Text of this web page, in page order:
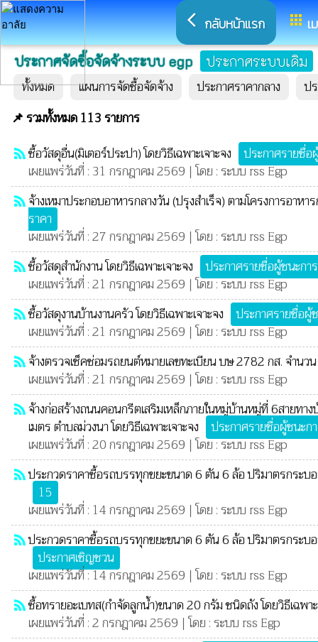
arrow_back_ios กลับหน้าแรก appsเ
ประกาศจัดซื้อจัดจ้างระบบ egp ประกาศระบบเดิม
ทั้งหมด แผนการจัดซื้อจัดจ้าง ประกาศราคากลาง
ป
📌 รวมทั้งหมด 113 รายการ
rss_feedซื้อวัสดุอื่น(มิเตอร์ประปา) โดยวิธีเฉพาะเจาะจง
ประกาศรายชื่อ
เผยแพร่วันที่ : 31 กรกฎาคม 2569 | โดย : ระบบ rss Egp
rss_feedจ้างเหมาประกอบอาหารกลางวัน (ปรุงสำเร็จ) ตามโครงการอา
ราคา
เผยแพร่วันที่ : 27 กรกฎาคม 2569 | โดย : ระบบ rss Egp
rss_feedซื้อวัสดุสำนักงาน โดยวิธีเฉพาะเจาะจง
ประกาศรายชื่อผู้ชนะกา
เผยแพร่วันที่ : 21 กรกฎาคม 2569 | โดย : ระบบ rss Egp
rss_feedซื้อวัสดุงานบ้านงานครัว โดยวิธีเฉพาะเจาะจง
ประกาศรายชื่อผู้
เผยแพร่วันที่ : 21 กรกฎาคม 2569 | โดย : ระบบ rss Egp
rss_feedจ้างตรวจเช็คซ่อมรถยนต์หมายเลขทะเบียน บษ 2782 กส. จำนวน
เผยแพร่วันที่ : 21 กรกฎาคม 2569 | โดย : ระบบ rss Egp
rss_feedจ้างก่อสร้างถนนคอนกรีตเสริมเหล็กภายในหมู่บ้านหมู่ที่ 6สายท
เมตร ตำบลม่วงนา โดยวิธีเฉพาะเจาะจง
ประกาศรายชื่อผู้ชนะก
เผยแพร่วันที่ : 20 กรกฎาคม 2569 | โดย : ระบบ rss Egp
rss_feedประกวดราคาซื้อรถบรรทุกขยะขนาด 6 ตัน 6 ล้อ ปริมาตรกระบ
15
เผยแพร่วันที่ : 14 กรกฎาคม 2569 | โดย : ระบบ rss Egp
rss_feedประกวดราคาซื้อรถบรรทุกขยะขนาด 6 ตัน 6 ล้อ ปริมาตรกระบ
ประกาศเชิญชวน
เผยแพร่วันที่ : 14 กรกฎาคม 2569 | โดย : ระบบ rss Egp
rss_feedซื้อทรายอะเบทส(กำจัดลูกน้ำ)ขนาด 20 กรัม ชนิดถัง โดยวิธีเฉพาะ
เผยแพร่วันที่ : 2 กรกฎาคม 2569 | โดย : ระบบ rss Egp